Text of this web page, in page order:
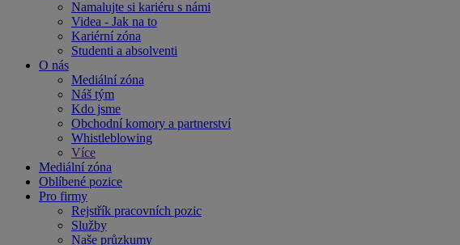
Namalujte si kariéru s námi
Videa - Jak na to
Kariérní zóna
Studenti a absolventi
O nás
Mediální zóna
Náš tým
Kdo jsme
Obchodní komory a partnerství
Whistleblowing
Více
Mediální zóna
Oblíbené pozice
Pro firmy
Rejstřík pracovních pozic
Služby
Naše průzkumy